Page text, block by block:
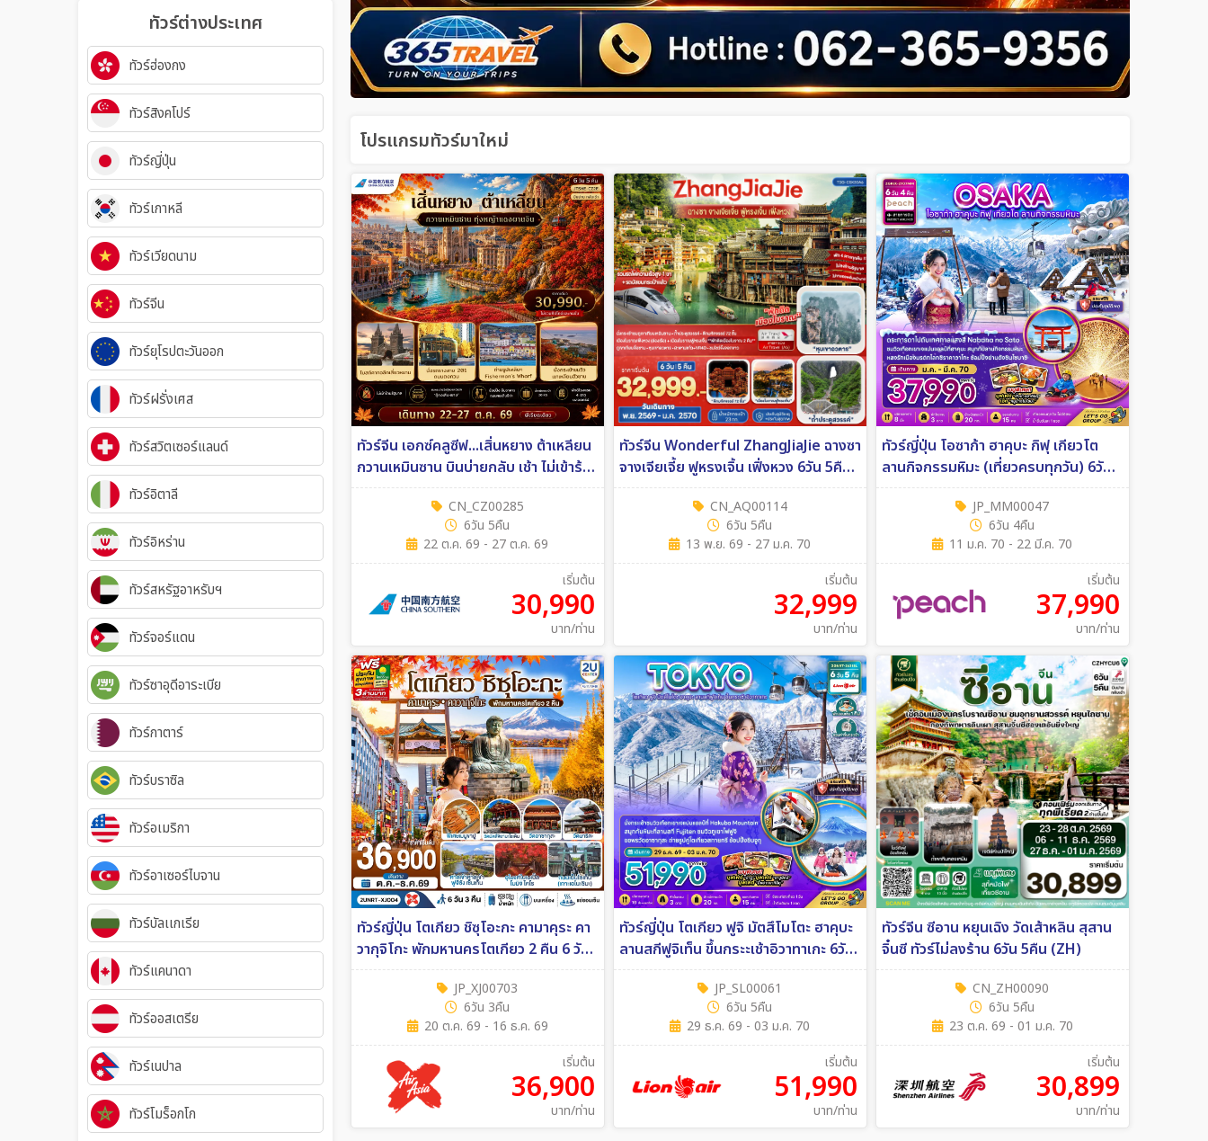
ทัวร์ต่างประเทศ
ทัวร์ฮ่องกง
ทัวร์สิงคโปร์
ทัวร์ญี่ปุ่น
ทัวร์เกาหลี
ทัวร์เวียดนาม
ทัวร์จีน
ทัวร์ยุโรปตะวันออก
ทัวร์ฝรั่งเศส
ทัวร์สวิตเซอร์แลนด์
ทัวร์อิตาลี
ทัวร์อิหร่าน
ทัวร์สหรัฐอาหรับฯ
ทัวร์จอร์แดน
ทัวร์ซาอุดีอาระเบีย
ทัวร์กาตาร์
ทัวร์บราซิล
ทัวร์อเมริกา
ทัวร์อาเซอร์ไบจาน
ทัวร์บัลเเกเรีย
ทัวร์แคนาดา
ทัวร์ออสเตรีย
ทัวร์เนปาล
ทัวร์โมร็อกโก
โปรแกรมทัวร์มาใหม่
ทัวร์จีน เอกซ์คลูซีฟ...เสิ่นหยาง ต้าเหลียน
กวานเหมินซาน บินบ่ายกลับ เช้า ไม่เข้าร้าน
รัฐ 6วัน 5คืน (CZ)
CN_CZ00285
6วัน 5คืน
22 ต.ค. 69 - 27 ต.ค. 69
เริ่มต้น
30,990
บาท/ท่าน
ทัวร์จีน Wonderful ZhangJiaJie ฉางซา
จางเจียเจี้ย ฟูหรงเจิ้น เฟิ่งหวง 6วัน 5คืน
(A6)
CN_AQ00114
6วัน 5คืน
13 พ.ย. 69 - 27 ม.ค. 70
เริ่มต้น
32,999
บาท/ท่าน
ทัวร์ญี่ปุ่น โอซาก้า ฮาคุบะ กิฟุ เกียวโต
ลานกิจกรรมหิมะ (เที่ยวครบทุกวัน) 6วัน
4คืน (MM)
JP_MM00047
6วัน 4คืน
11 ม.ค. 70 - 22 มี.ค. 70
เริ่มต้น
37,990
บาท/ท่าน
ทัวร์ญี่ปุ่น โตเกียว ชิซุโอะกะ คามาคุระ คา
วากุจิโกะ พักมหานครโตเกียว 2 คืน 6 วัน
3 คืน สายการบิน ไทยแอร์เอเชีย เอ็กซ์
6วัน 3คืน (XJ)
JP_XJ00703
6วัน 3คืน
20 ต.ค. 69 - 16 ธ.ค. 69
เริ่มต้น
36,900
บาท/ท่าน
ทัวร์ญี่ปุ่น โตเกียว ฟูจิ มัตสึโมโตะ ฮาคุบะ
ลานสกีฟูจิเท็น ขึ้นกระะเช้าอิวาทาเกะ 6วัน
5คืน (SL)
JP_SL00061
6วัน 5คืน
29 ธ.ค. 69 - 03 ม.ค. 70
เริ่มต้น
51,990
บาท/ท่าน
ทัวร์จีน ซีอาน หยุนเฉิง วัดเส้าหลิน สุสาน
จิ๋นซี ทัวร์ไม่ลงร้าน 6วัน 5คืน (ZH)
CN_ZH00090
6วัน 5คืน
23 ต.ค. 69 - 01 ม.ค. 70
เริ่มต้น
30,899
บาท/ท่าน